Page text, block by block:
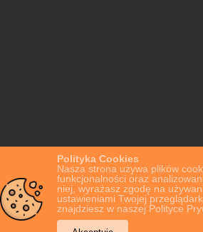
Polityka Cookies
Nasza strona używa plików
funkcjonalności oraz
niej, wyrażasz zgodę na
ustawieniami Twojej
znajdziesz w naszej Polityce